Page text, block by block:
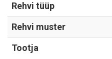
Rehvi tüüp
Rehvi muster
Tootja